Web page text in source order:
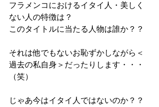
フラメンコにおけるイタイ人・美しく
ない人の特徴は？
このタイトルに当たる人物は誰か？？
それは他でもないお恥ずかしながら＜
過去の私自身＞だったりします・・・
（笑）
じゃあ今はイタイ人ではないのか？？